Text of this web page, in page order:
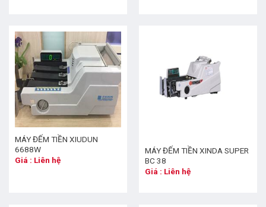
MÁY ĐẾM TIỀN XIUDUN
6688W
Giá : Liên hệ
MÁY ĐẾM TIỀN XINDA SUPER
BC 38
Giá : Liên hệ